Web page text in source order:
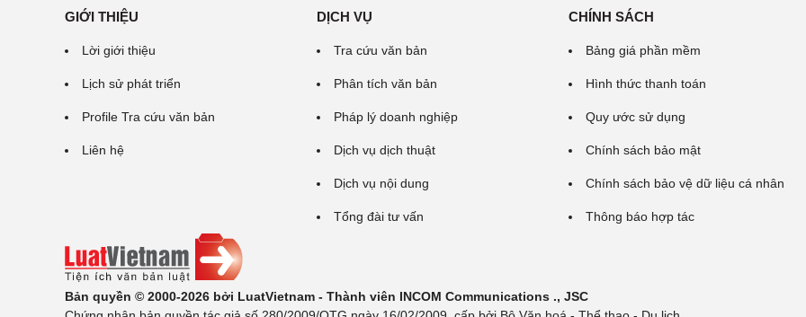
GIỚI THIỆU
Lời giới thiệu
Lịch sử phát triển
Profile Tra cứu văn bản
Liên hệ
DỊCH VỤ
Tra cứu văn bản
Phân tích văn bản
Pháp lý doanh nghiệp
Dịch vụ dịch thuật
Dịch vụ nội dung
Tổng đài tư vấn
CHÍNH SÁCH
Bảng giá phần mềm
Hình thức thanh toán
Quy ước sử dụng
Chính sách bảo mật
Chính sách bảo vệ dữ liệu cá nhân
Thông báo hợp tác
Bản quyền © 2000-2026 bởi LuatVietnam - Thành viên INCOM Communications ., JSC